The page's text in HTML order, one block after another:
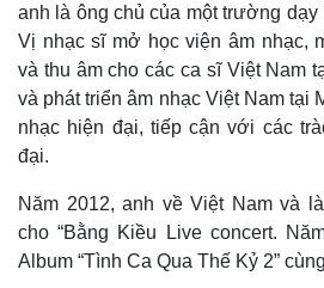
anh là ông chủ của một trường
Vị nhạc sĩ mở học viện âm nhạc,
và thu âm cho các ca sĩ Việt Nam
và phát triển âm nhạc Việt Nam tại
nhạc hiện đại, tiếp cận với các
đại.
Năm 2012, anh về Việt Nam và
cho “Bằng Kiều Live concert.
Album “Tình Ca Qua Thế Kỷ 2”